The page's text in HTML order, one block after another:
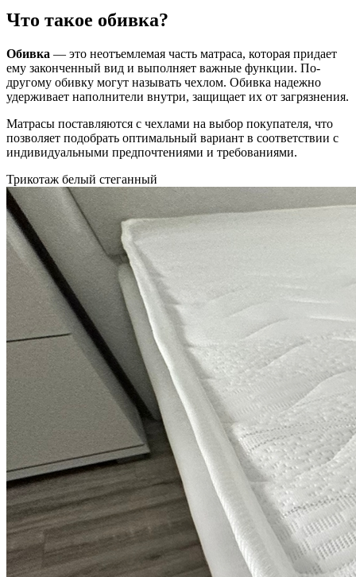
Что такое обивка?
Обивка — это неотъемлемая часть матраса, которая придает
ему законченный вид и выполняет важные функции. По-
другому обивку могут называть чехлом. Обивка надежно
удерживает наполнители внутри, защищает их от загрязнения.
Матрасы поставляются с чехлами на выбор покупателя, что
позволяет подобрать оптимальный вариант в соответствии с
индивидуальными предпочтениями и требованиями.
Трикотаж белый стеганный